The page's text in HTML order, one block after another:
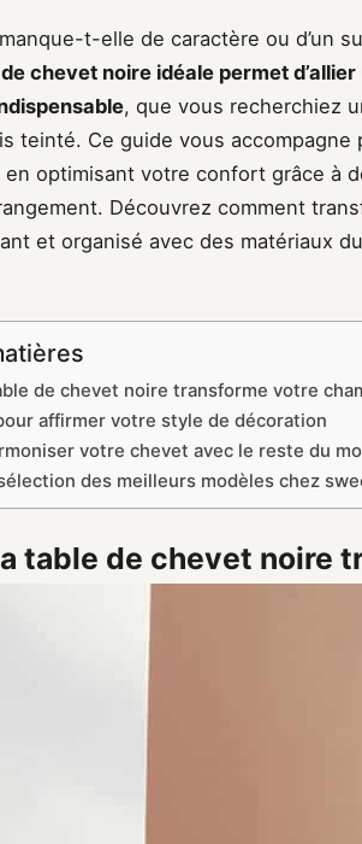
t-elle de caractère ou d’un
chevet noire idéale permet
, que vous recherchiez
teinté. Ce guide vous
optimisant votre confort grâce à
Découvrez comment
et organisé avec des matériaux
de chevet noire transforme votre
affirmer votre style de décoration
votre chevet avec le reste du
des meilleurs modèles chez
table de chevet noire